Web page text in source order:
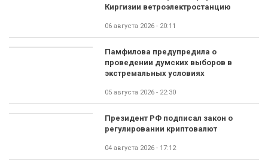
Киргизии ветроэлектростанцию
06 августа 2026 - 20:11
Памфилова предупредила о
проведении думских выборов в
экстремальных условиях
05 августа 2026 - 22:30
Президент РФ подписал закон о
регулировании криптовалют
04 августа 2026 - 17:12